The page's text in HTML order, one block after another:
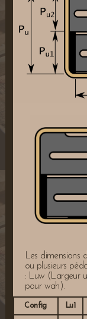
Les dimensions
ou plusieurs
: Luw (Largeur
pour wah).
Config Lu1